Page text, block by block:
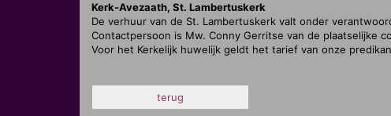
Kerk-Avezaath, St. Lambertuskerk
De verhuur van de St. Lambertuskerk valt onder
Contactpersoon is Mw. Conny Gerritse van de plaatselijke
Voor het Kerkelijk huwelijk geldt het tarief van onze
terug